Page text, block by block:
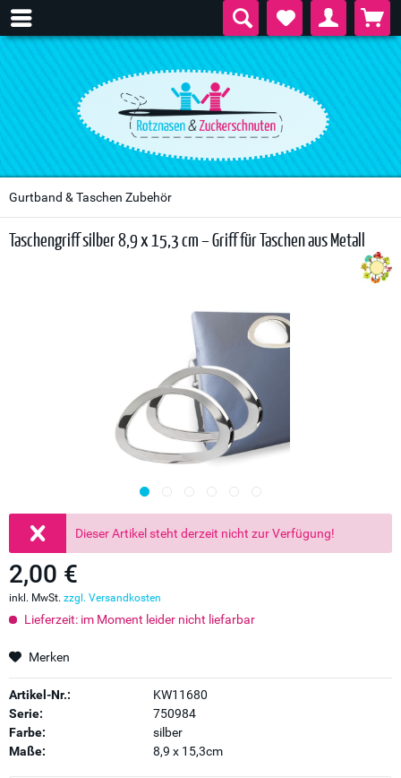
Gurtband & Taschen Zubehör
Taschengriff silber 8,9 x 15,3 cm – Griff für Taschen aus Metall
Dieser Artikel steht derzeit nicht zur Verfügung!
2,00 €
inkl. MwSt. zzgl. Versandkosten
Lieferzeit: im Moment leider nicht liefarbar
Merken
Artikel-Nr.:
KW11680
Serie:
750984
Farbe:
silber
Maße:
8,9 x 15,3cm